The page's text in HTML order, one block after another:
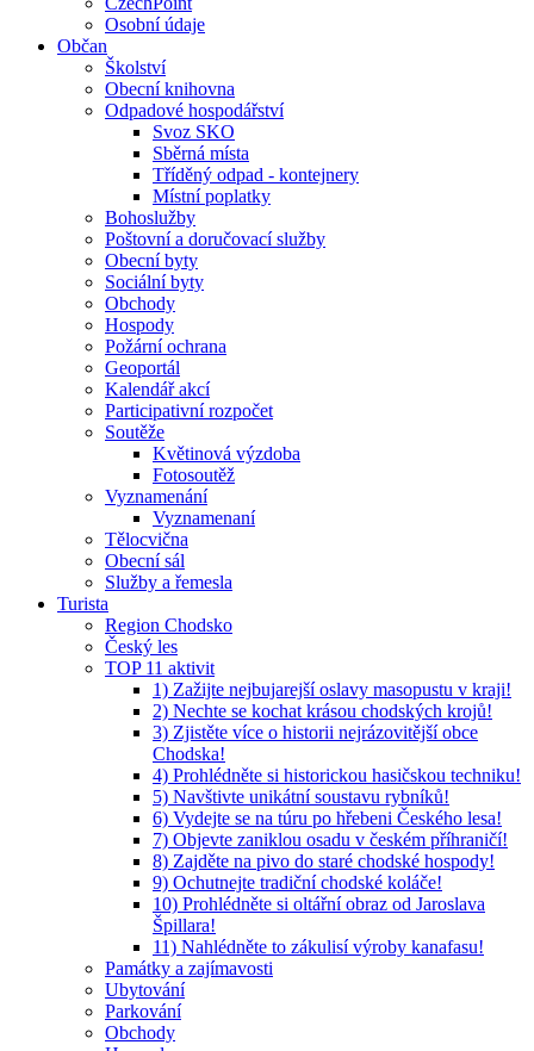
Osobní údaje
Občan
Školství
Obecní knihovna
Odpadové hospodářství
Svoz SKO
Sběrná místa
Tříděný odpad - kontejnery
Místní poplatky
Bohoslužby
Poštovní a doručovací služby
Obecní byty
Sociální byty
Obchody
Hospody
Požární ochrana
Geoportál
Kalendář akcí
Participativní rozpočet
Soutěže
Květinová výzdoba
Fotosoutěž
Vyznamenání
Vyznamenaní
Tělocvična
Obecní sál
Služby a řemesla
Turista
Region Chodsko
Český les
TOP 11 aktivit
1) Zažijte nejbujarejší oslavy masopustu v kraji!
2) Nechte se kochat krásou chodských krojů!
3) Zjistěte více o historii nejrázovitější obce
Chodska!
4) Prohlédněte si historickou hasičskou techniku!
5) Navštivte unikátní soustavu rybníků!
6) Vydejte se na túru po hřebeni Českého lesa!
7) Objevte zaniklou osadu v českém příhraničí!
8) Zajděte na pivo do staré chodské hospody!
9) Ochutnejte tradiční chodské koláče!
10) Prohlédněte si oltářní obraz od Jaroslava
Špillara!
11) Nahlédněte to zákulisí výroby kanafasu!
Památky a zajímavosti
Ubytování
Parkování
Obchody